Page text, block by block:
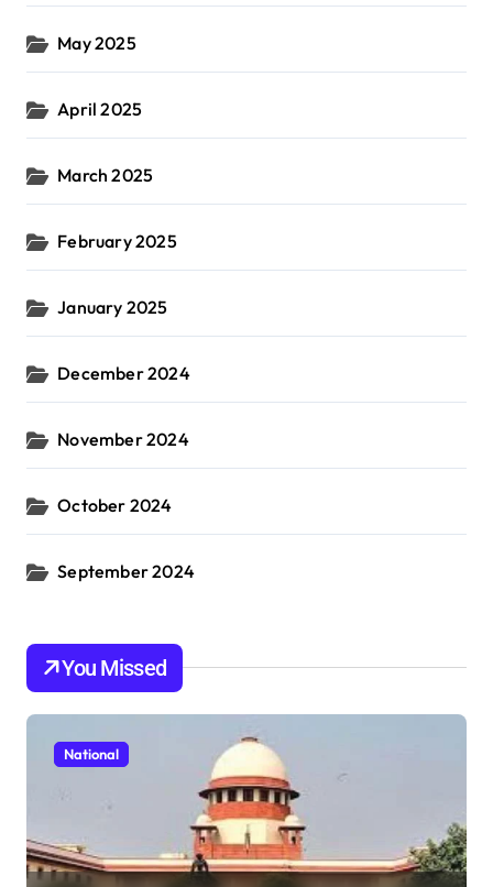
May 2025
April 2025
March 2025
February 2025
January 2025
December 2024
November 2024
October 2024
September 2024
You Missed
National